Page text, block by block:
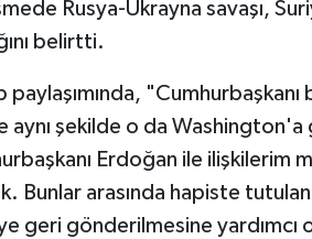
Rusya-Ukrayna savaşı,
belirtti.
paylaşımında,
aynı şekilde o da Washington'a
Erdoğan ile ilişkilerim
Bunlar arasında hapiste
geri gönderilmesine yardımcı